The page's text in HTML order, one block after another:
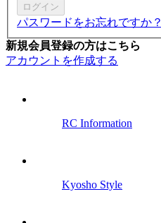
ログイン
パスワードをお忘れですか？
新規会員登録の方はこちら
アカウントを作成する
RC Information
Kyosho Style